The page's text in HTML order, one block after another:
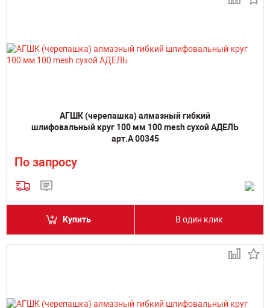
АГШК (черепашка) алмазный гибкий
шлифовальный круг 100 мм 100 mesh сухой АДЕЛЬ
арт.А 00345
По запросу
Купить В один клик